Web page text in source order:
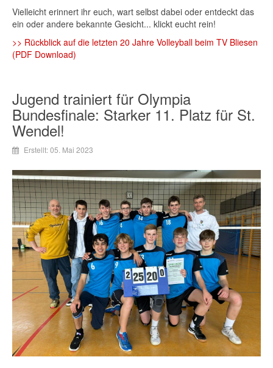
Vielleicht erinnert ihr euch, wart selbst dabei oder entdeckt das
ein oder andere bekannte Gesicht... klickt eucht rein!
>> Rückblick auf die letzten 20 Jahre Volleyball beim TV Bliesen
(PDF Download)
Jugend trainiert für Olympia
Bundesfinale: Starker 11. Platz für St.
Wendel!
Erstellt: 05. Mai 2023